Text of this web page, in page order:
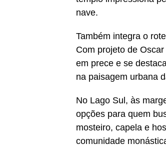
nave.
Também integra o
Com projeto de
em prece e se
na paisagem urbana
No Lago Sul, às
opções para quem
mosteiro, capela e
comunidade